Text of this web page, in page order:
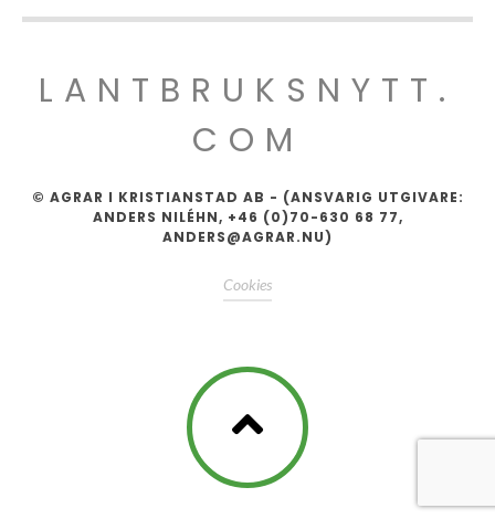
LANTBRUKSNYTT.
COM
© AGRAR I KRISTIANSTAD AB - (ANSVARIG UTGIVARE:
ANDERS NILÉHN, +46 (0)70-630 68 77,
ANDERS@AGRAR.NU)
Cookies